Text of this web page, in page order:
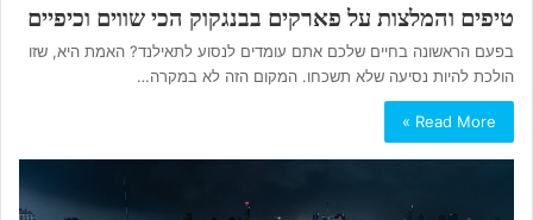
טיפים והמלצות על פארקים בבנגקוק הכי שווים וכיפיים
בפעם הראשונה בחיים שלכם אתם עומדים לנסוע לתאילנד? האמת היא, שזו
הולכת להיות נסיעה שלא תשכחו. המקום הזה לא במקרה…
Read More »